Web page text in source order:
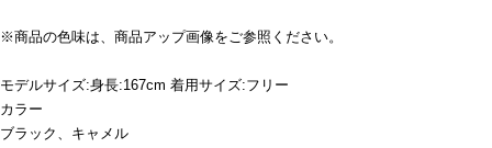
※商品の色味は、商品アップ画像をご参照ください。
モデルサイズ:身長:167cm 着用サイズ:フリー
カラー
ブラック、キャメル